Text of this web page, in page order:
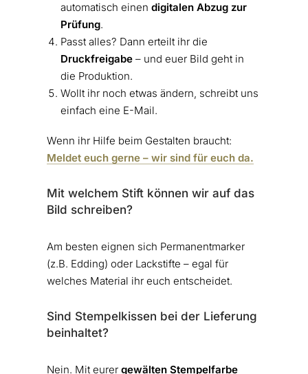
automatisch einen digitalen Abzug zur
Prüfung.
Passt alles? Dann erteilt ihr die
Druckfreigabe– und euer Bild geht in
die Produktion.
Wollt ihr noch etwas ändern, schreibt uns
einfach eine E-Mail.
Wenn ihr Hilfe beim Gestalten braucht:
Meldet euch gerne – wir sind für euch da.
Mit welchem Stift können wir auf das
Bild schreiben?
Am besten eignen sich Permanentmarker
(z.B. Edding) oder Lackstifte – egal für
welches Material ihr euch entscheidet.
Sind Stempelkissen bei der Lieferung
beinhaltet?
Nein. Mit eurer gewälten Stempelfarbe